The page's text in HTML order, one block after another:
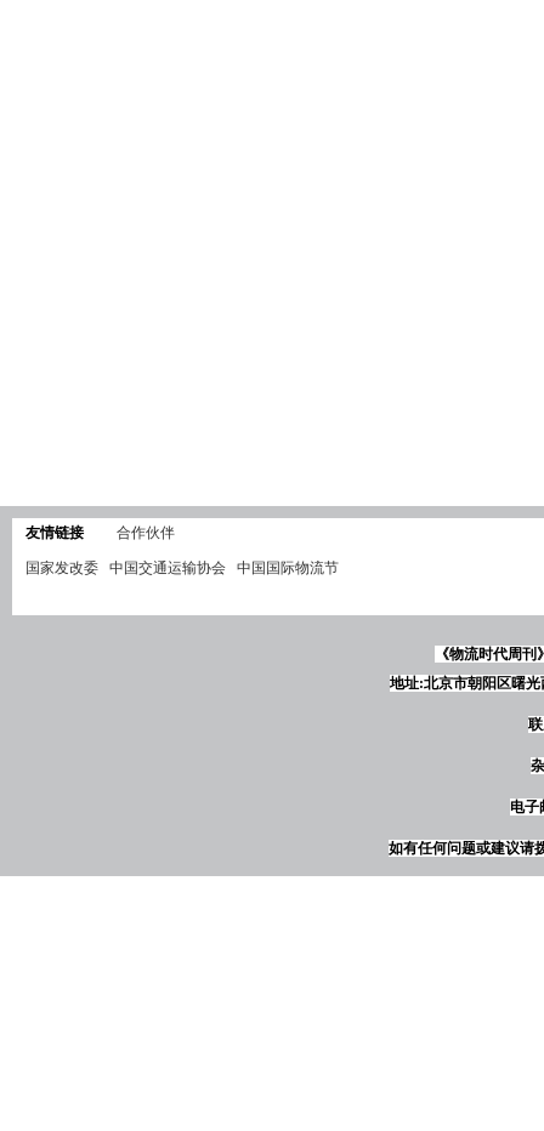
友情链接 合作伙伴
国家发改委 中国交通运输协会 中国国际物流节
《物流时代周
地址:北京市朝阳区曙光
电子
如有任何问题或建议请